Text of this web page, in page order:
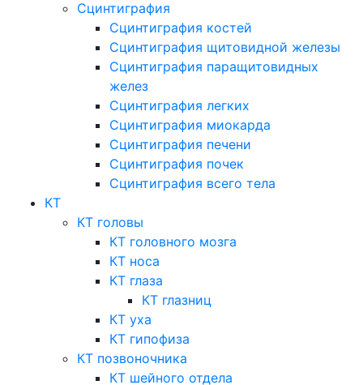
Сцинтиграфия
Сцинтиграфия костей
Сцинтиграфия щитовидной железы
Сцинтиграфия паращитовидных
желез
Сцинтиграфия легких
Сцинтиграфия миокарда
Сцинтиграфия печени
Сцинтиграфия почек
Сцинтиграфия всего тела
КТ
КТ головы
КТ головного мозга
КТ носа
КТ глаза
КТ глазниц
КТ уха
КТ гипофиза
КТ позвоночника
КТ шейного отдела